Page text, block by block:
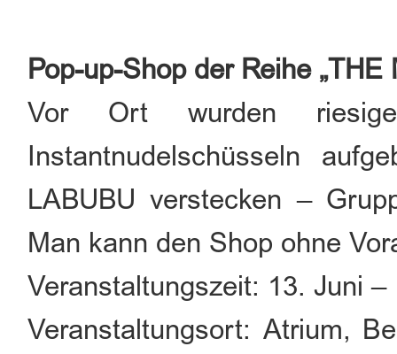
Pop-up-Shop der Reihe
Vor Ort wurden
Instantnudelschüsseln
LABUBU verstecken –
Man kann den Shop ohne
Veranstaltungszeit: 13. Juni –
Veranstaltungsort: Atrium,